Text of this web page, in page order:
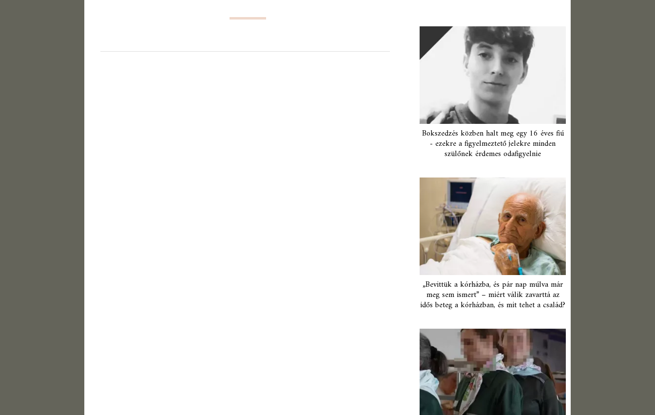
Bokszedzés közben halt meg egy 16 éves fiú
- ezekre a figyelmeztető jelekre minden
szülőnek érdemes odafigyelnie
„Bevittük a kórházba, és pár nap múlva már
meg sem ismert” – miért válik zavarttá az
idős beteg a kórházban, és mit tehet a család?